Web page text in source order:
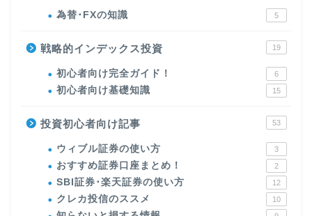
為替･FXの知識 5
戦略的インデックス投資 19
初心者向け完全ガイド！ 6
初心者向け基礎知識 15
投資初心者向け記事 53
ウィブル証券の使い方 3
おすすめ証券口座まとめ！ 2
SBI証券･楽天証券の使い方 12
クレカ投信のススメ 10